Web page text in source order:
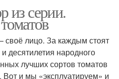
из серии.
своё лицо. За каждым стоят
десятилетия народного
лучших сортов томатов
и мы «эксплуатируем» и